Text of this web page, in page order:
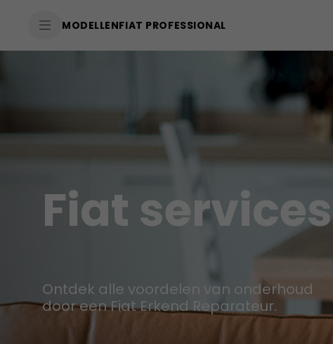
MODELLENFIAT PROFESSIONAL
Fiat services
Ontdek alle voordelen van onderhoud
door een Fiat Erkend Reparateur.